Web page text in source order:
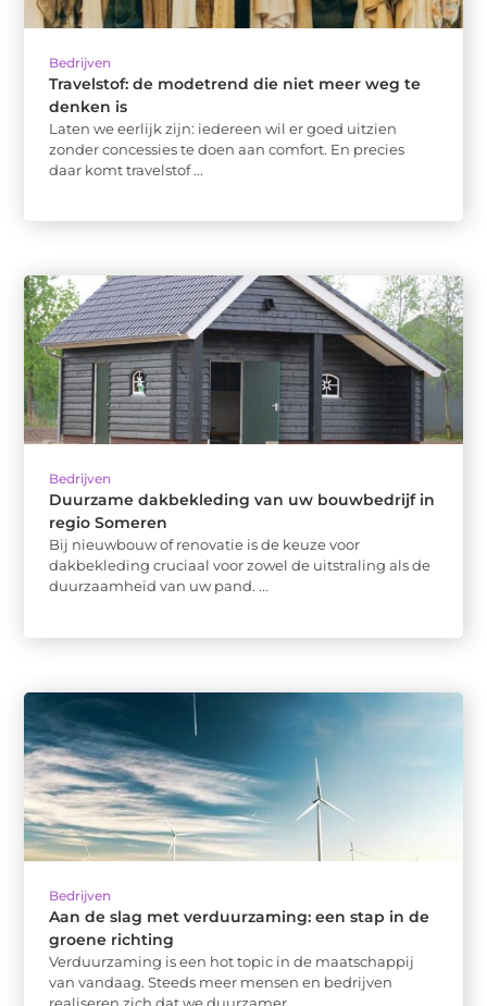
Bedrijven
Travelstof: de modetrend die niet meer weg te
denken is
Laten we eerlijk zijn: iedereen wil er goed uitzien
zonder concessies te doen aan comfort. En precies
daar komt travelstof ...
Bedrijven
Duurzame dakbekleding van uw bouwbedrijf in
regio Someren
Bij nieuwbouw of renovatie is de keuze voor
dakbekleding cruciaal voor zowel de uitstraling als de
duurzaamheid van uw pand. ...
Bedrijven
Aan de slag met verduurzaming: een stap in de
groene richting
Verduurzaming is een hot topic in de maatschappij
van vandaag. Steeds meer mensen en bedrijven
realiseren zich dat we duurzamer ...